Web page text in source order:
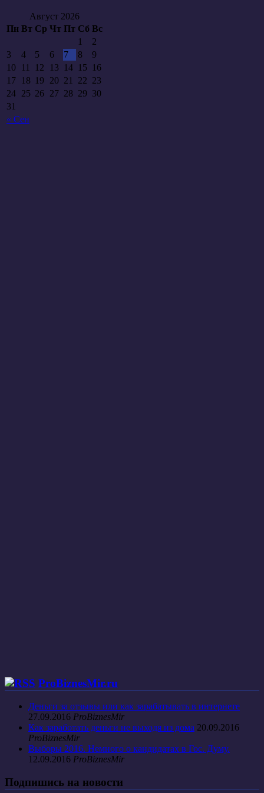
Август 2026
Пн Вт Ср Чт Пт Сб Вс
« Сен
1
2
3
4 5 6 7 8
9
10
11 12 13 14 15
16
17
18 19 20 21 22 23
24 25 26 27 28 29 30
31
ProBiznesMir.ru
Деньги за отзывы или как зарабатывать в интернете
27.09.2016 ProBiznesMir
Как заработать деньги не выходя из дома 20.09.2016
ProBiznesMir
Выборы 2016. Немного о кандидатах в Гос. Думу.
12.09.2016 ProBiznesMir
Подпишись на новости